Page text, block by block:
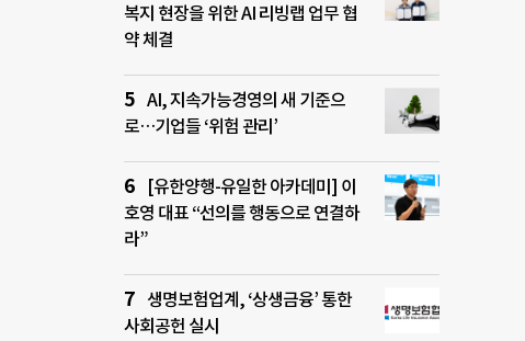
복지 현장을 위한 AI 리빙랩 업무 협
약 체결
AI, 지속가능경영의 새 기준으
로…기업들 ‘위험 관리’
[유한양행-유일한 아카데미] 이
호영 대표 “선의를 행동으로 연결하
라”
생명보험업계, ‘상생금융’ 통한
사회공헌 실시